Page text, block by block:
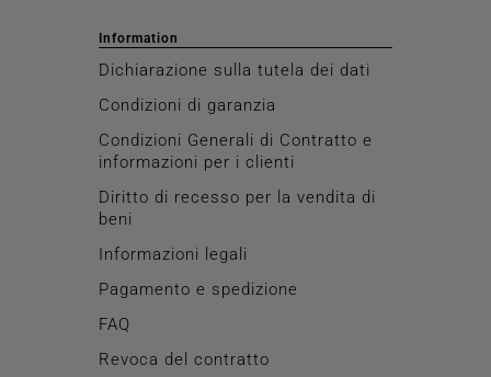
Information
Dichiarazione sulla tutela dei dati
Condizioni di garanzia
Condizioni Generali di Contratto e
informazioni per i clienti
Diritto di recesso per la vendita di
beni
Informazioni legali
Pagamento e spedizione
FAQ
Revoca del contratto